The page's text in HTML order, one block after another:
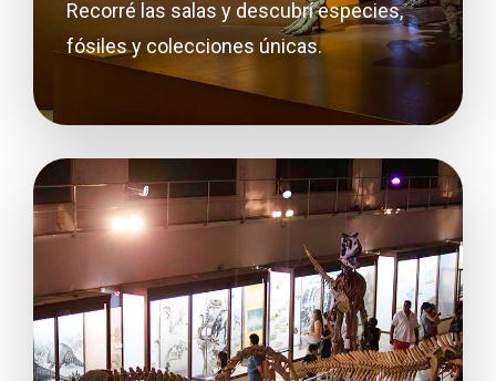
Recorré las salas y descubrí especies,
fósiles y colecciones únicas.